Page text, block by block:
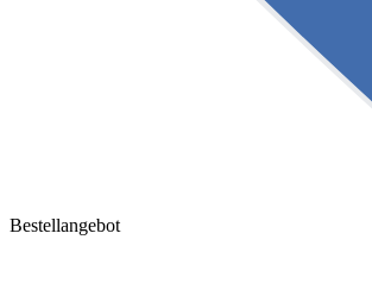
Bestellangebot